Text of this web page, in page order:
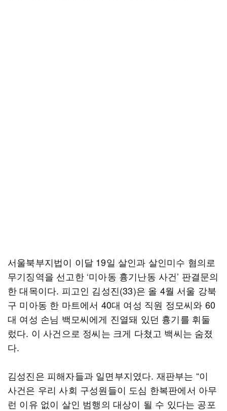
서울북부지법이 이달 19일 살인과 살인미수 혐의로
무기징역을 선고한 ‘미아동 흉기난동 사건’ 판결문의
한 대목이다. 피고인 김성진(33)은 올 4월 서울 강북
구 미아동 한 마트에서 40대 여성 직원 정모씨와 60
대 여성 손님 백모씨에게 진열돼 있던 흉기를 휘둘
렀다. 이 사건으로 정씨는 크게 다쳤고 백씨는 숨졌
다.
김성진은 피해자들과 일면부지였다. 재판부는 “이
사건은 우리 사회 구성원들이 도심 한복판에서 아무
런 이유 없이 살인 범행의 대상이 될 수 있다는 공포